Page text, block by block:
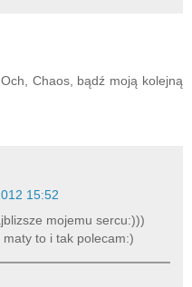
Chaos, bądź moją kolejną
15:52
mojemu sercu:)))
to i tak polecam:)